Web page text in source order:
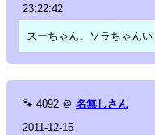
23:22:42
スーちゃん、ソラちゃんい
🐾 4092 ＠ 名無しさん
2011-12-15